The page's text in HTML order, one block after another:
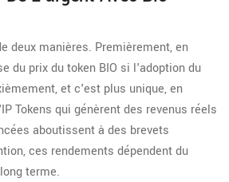
deux manières. Premièrement, en
du prix du token BIO si l'adoption du
et c'est plus unique, en
Tokens qui génèrent des revenus réels
aboutissent à des brevets
ces rendements dépendent du
terme.